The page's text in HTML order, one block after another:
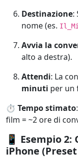
Destinazione:
nome (es.
Avvia la
alto a destra).
Attendi: La
minuti per un
⏱️ Tempo stimato
film = ~2 ore di
📱 Esempio
iPhone